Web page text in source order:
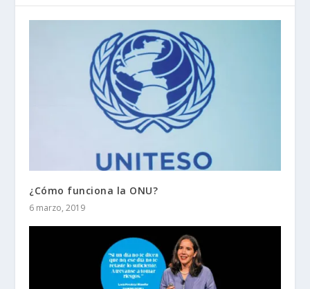
¿Cómo funciona la ONU?
6 marzo, 2019